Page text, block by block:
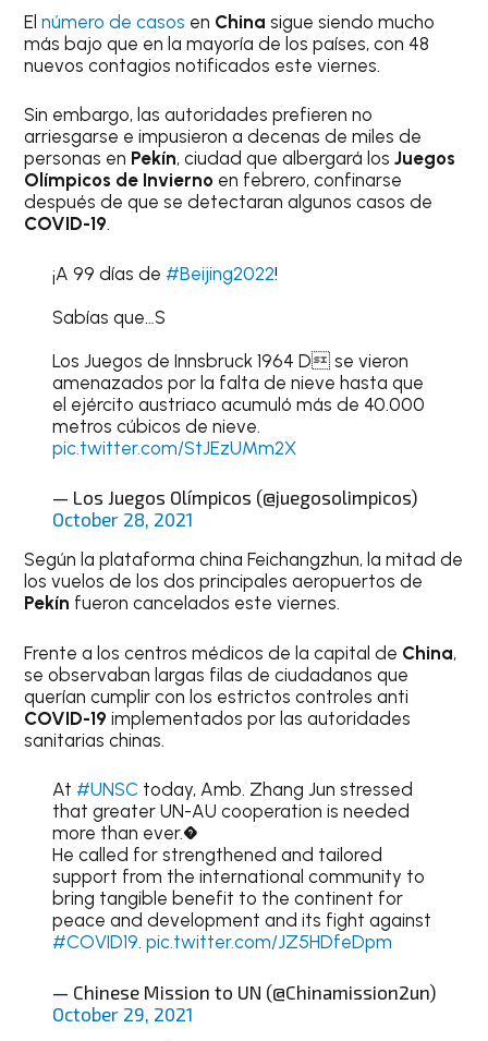
Elnúmero de casos en Chinasigue siendo mucho
más bajo que en la mayoría de los países, con 48
nuevos contagios notificados este viernes.
Sin embargo, las autoridades prefieren no
arriesgarse e impusieron a decenas de miles de
personas en Pekín, ciudad que albergará losJuegos
Olímpicos de Invierno en febrero, confinarse
después de que se detectaran algunos casos de
COVID-19.
¡A 99 días de #Beijing2022!
Sabías que…S
Los Juegos de Innsbruck 1964 D se vieron
amenazados por la falta de nieve hasta que
el ejército austriaco acumuló más de 40.000
metros cúbicos de nieve.
pic.twitter.com/StJEzUMm2X
— Los Juegos Olímpicos (@juegosolimpicos)
October 28, 2021
Según la plataforma china Feichangzhun, la mitad de
los vuelos de los dos principales aeropuertos de
Pekín fueron cancelados este viernes.
Frente a los centros médicos de la capital de China,
se observaban largas filas de ciudadanos que
querían cumplir con los estrictos controles anti
COVID-19 implementados por las autoridades
sanitarias chinas.
At #UNSC today, Amb. Zhang Jun stressed
that greater UN-AU cooperation is needed
more than ever.�
He called for strengthened and tailored
support from the international community to
bring tangible benefit to the continent for
peace and development and its fight against
#COVID19. pic.twitter.com/JZ5HDfeDpm
— Chinese Mission to UN (@Chinamission2un)
October 29, 2021